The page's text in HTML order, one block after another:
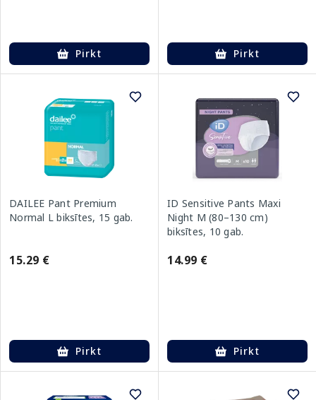
Pirkt Pirkt
DAILEE Pant Premium
Normal L biksītes, 15 gab.
15.29 €
Pirkt
ID Sensitive Pants Maxi
Night M (80–130 cm)
biksītes, 10 gab.
14.99 €
Pirkt